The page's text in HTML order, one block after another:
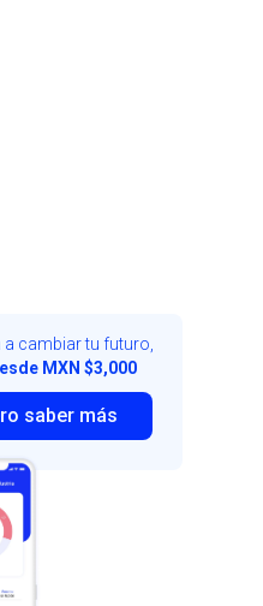
a cambiar tu futuro,
MXN $3,000
saber más